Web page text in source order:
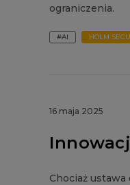
ograniczenia.
#AI HOLM
16 maja 2025
Chociaż